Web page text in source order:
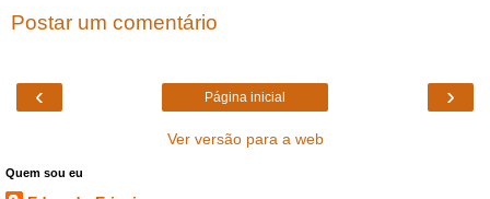
Postar um comentário
‹ ›
Página inicial
Ver versão para a web
Quem sou eu